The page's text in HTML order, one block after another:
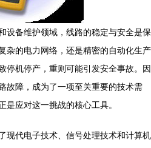
设备维护领域，线路的稳定与安全是保
杂的电力网络，还是精密的自动化生产
停机停产，重则可能引发安全事故。因
故障，成为了一项至关重要的技术需
是应对这一挑战的核心工具。
现代电子技术、信号处理技术和计算机